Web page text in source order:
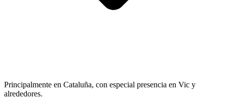
Principalmente en Cataluña, con especial presencia en Vic y
alrededores.